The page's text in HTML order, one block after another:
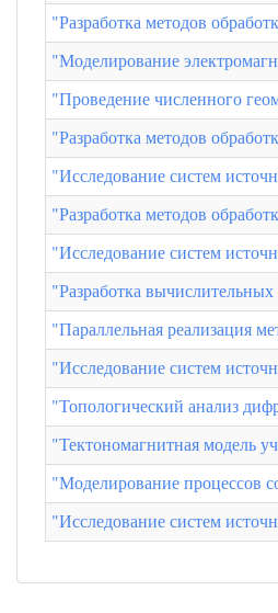
"Разработка методов
"Моделирование
"Проведение численного
"Разработка методов
"Исследование систем
"Разработка методов
"Исследование систем
"Разработка
"Параллельная реализация
"Исследование систем
"Топологический анализ
"Тектономагнитная модель
"Моделирование процессов
"Исследование систем